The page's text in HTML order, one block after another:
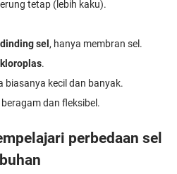
tetap (lebih kaku).
sel , hanya membran sel.
.
biasanya kecil dan banyak.
dan fleksibel.
perbedaan sel